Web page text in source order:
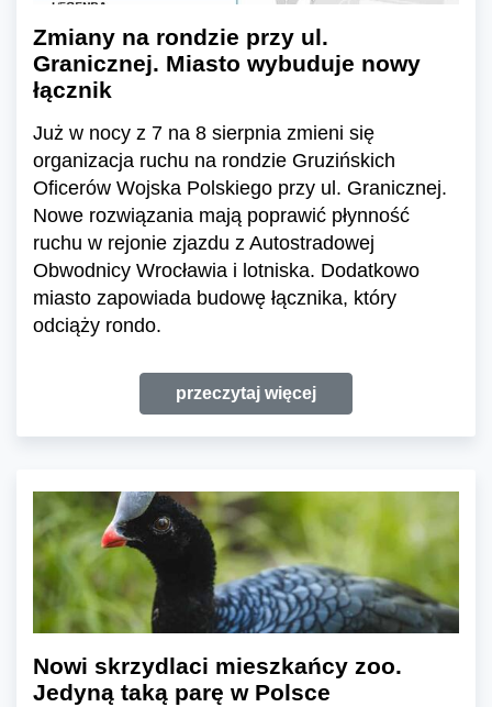
Zmiany na rondzie przy ul.
Granicznej. Miasto wybuduje nowy
łącznik
Już w nocy z 7 na 8 sierpnia zmieni się
organizacja ruchu na rondzie Gruzińskich
Oficerów Wojska Polskiego przy ul. Granicznej.
Nowe rozwiązania mają poprawić płynność
ruchu w rejonie zjazdu z Autostradowej
Obwodnicy Wrocławia i lotniska. Dodatkowo
miasto zapowiada budowę łącznika, który
odciąży rondo.
przeczytaj więcej
Nowi skrzydlaci mieszkańcy zoo.
Jedyną taką parę w Polsce